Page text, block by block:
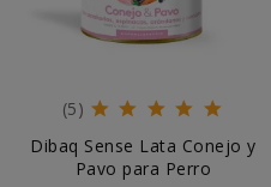
(5)
Dibaq Sense Lata Conejo y
Pavo para Perro